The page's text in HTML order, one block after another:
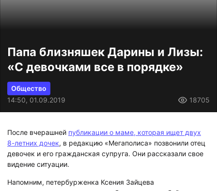
Папа близняшек Дарины и Лизы:
«С девочками все в порядке»
Общество
14:50, 01.09.2019
18705
После вчерашней публикации о маме, которая ищет двух
8-летних дочек, в редакцию «Мегаполиса» позвонили отец
девочек и его гражданская супруга. Они рассказали свое
видение ситуации.
Напомним, петербурженка Ксения Зайцева